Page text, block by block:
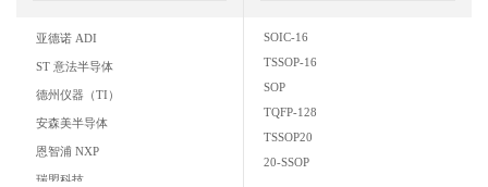
亚德诺 ADI
ST 意法半导体
德州仪器（TI）
安森美半导体
恩智浦 NXP
瑞盟科技
SOIC-16
TSSOP-16
SOP
TQFP-128
TSSOP20
20-SSOP